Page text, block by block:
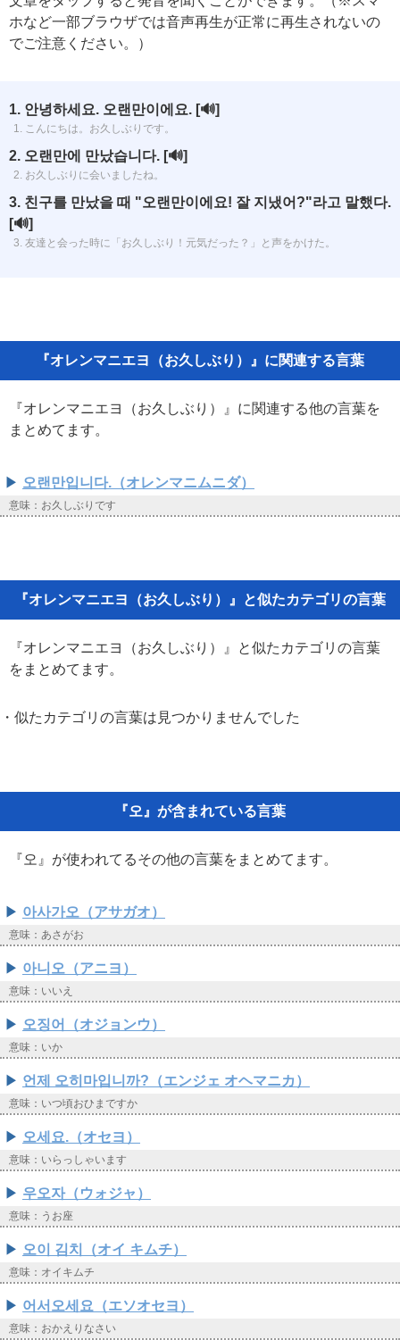
ホなど一部ブラウザでは音声再生が正常に再生されないの
でご注意ください。）
1. 안녕하세요. 오랜만이에요. [🔊]
1. こんにちは。お久しぶりです。
2. 오랜만에 만났습니다. [🔊]
2. お久しぶりに会いましたね。
3. 친구를 만났을 때 "오랜만이에요! 잘 지냈어?"라고 말했다.
[🔊]
3. 友達と会った時に「お久しぶり！元気だった？」と声をかけた。
『オレンマニエヨ（お久しぶり）』に関連する言葉
『オレンマニエヨ（お久しぶり）』に関連する他の言葉を
まとめてます。
오랜만입니다.（オレンマニムニダ）
意味：お久しぶりです
『オレンマニエヨ（お久しぶり）』と似たカテゴリの言葉
『オレンマニエヨ（お久しぶり）』と似たカテゴリの言葉
をまとめてます。
・似たカテゴリの言葉は見つかりませんでした
『오』が含まれている言葉
『오』が使われてるその他の言葉をまとめてます。
아사가오（アサガオ）
意味：あさがお
아니오（アニヨ）
意味：いいえ
오징어（オジョンウ）
意味：いか
언제 오히마입니까?（エンジェ オヘマニカ）
意味：いつ頃おひまですか
오세요.（オセヨ）
意味：いらっしゃいます
우오자（ウォジャ）
意味：うお座
오이 김치（オイ キムチ）
意味：オイキムチ
어서오세요（エソオセヨ）
意味：おかえりなさい